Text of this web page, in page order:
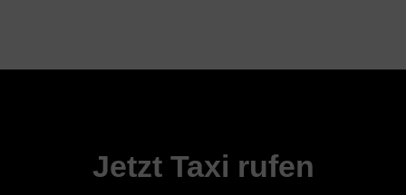
Jetzt Taxi rufen